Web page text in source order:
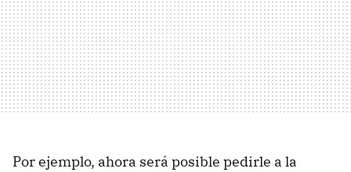
Por ejemplo, ahora será posible pedirle a la